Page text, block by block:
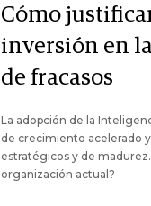
Cómo
inversión en
de fracasos
La adopción de la
de crecimiento acelerado
estratégicos y de
organización actual?